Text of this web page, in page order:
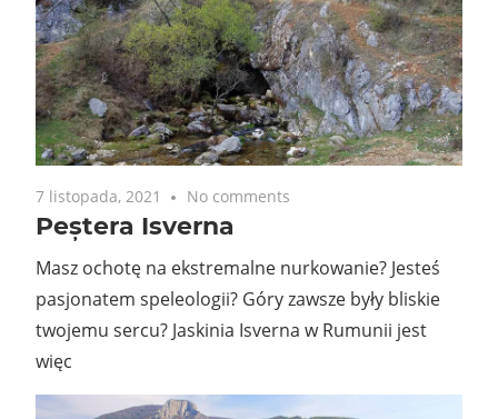
7 listopada, 2021 No comments
Peștera Isverna
Masz ochotę na ekstremalne nurkowanie? Jesteś
pasjonatem speleologii? Góry zawsze były bliskie
twojemu sercu? Jaskinia Isverna w Rumunii jest
więc